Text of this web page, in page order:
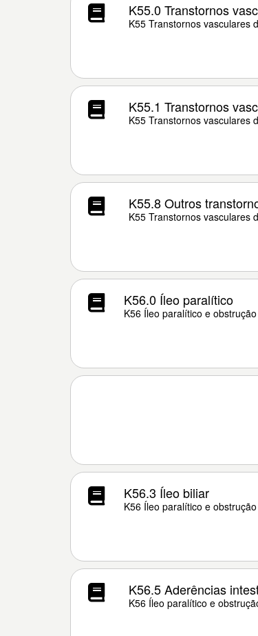
K55.0 Transtornos
K55 Transtornos vasculares
K55.1 Transtornos
K55 Transtornos vasculares
K55.8 Outros
K55 Transtornos vasculares
K56.0 Íleo paralítico
K56 Íleo paralítico e
K56.3 Íleo biliar
K56 Íleo paralítico e
K56.5 Aderências
K56 Íleo paralítico e